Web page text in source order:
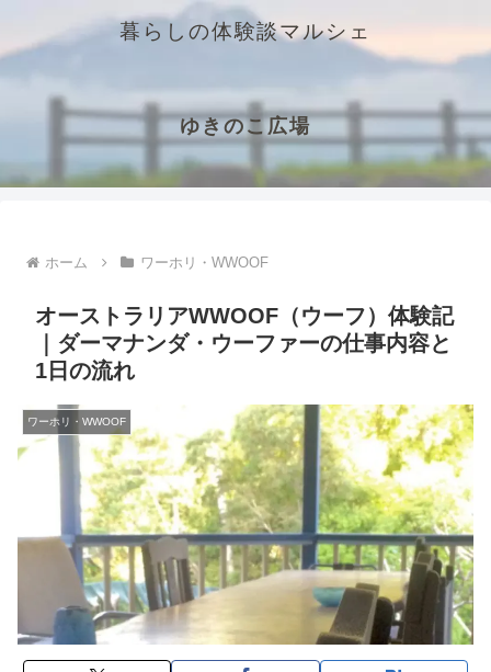
暮らしの体験談マルシェ
ゆきのこ広場
ホーム ワーホリ・WWOOF
オーストラリアWWOOF（ウーフ）体験記
｜ダーマナンダ・ウーファーの仕事内容と
1日の流れ
ワーホリ・WWOOF